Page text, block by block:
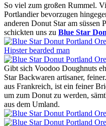
So viel zum großen Rummel.
Portlandier bevorzugen
anderen Donut Star am
schickten uns zu Blue Star
Gibt sich Voodoo Doughnuts
Star Backwaren artisaner,
aus Frankreich, ist ein feiner
um zum Donut zu werden,
aus dem Umland.